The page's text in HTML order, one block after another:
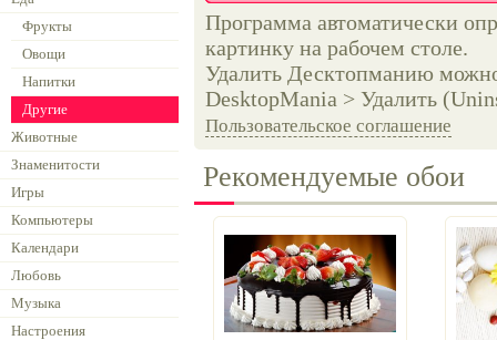
Фрукты
Овощи
Напитки
Другие
Животные
Знаменитости
Игры
Компьютеры
Календари
Любовь
Музыка
Настроения
Программа автоматически
картинку на рабочем столе.
Удалить Десктопманию
DesktopMania > Удалить
Пользовательское соглашение
Рекомендуемые обои